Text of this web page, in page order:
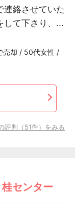
連絡させていた
して下さり、...
売却 / 50代女性 /
評判（51件）をみる
センター